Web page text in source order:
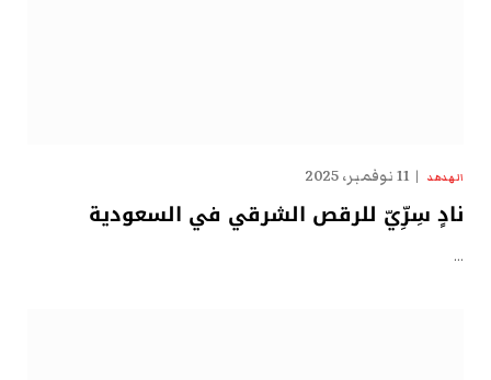
الهدهد 11 نوفمبر، 2025
نادٍ سِرِّيّ للرقص الشرقي في السعودية
…